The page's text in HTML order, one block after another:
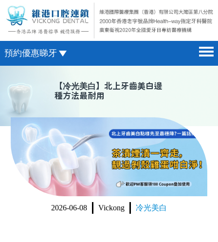
預約優惠睇牙
醫院簡介 hospital introduction
醫生介紹 doctor introduction
醫療新聞 medical news
種植牙 dental implant
箍牙 orthodontics
收費標準 change standard
微信預約
WhatsApp預約
【冷光美白】北上牙齒美白邊
種方法最耐用
2026-06-08 Vickong 冷光美白